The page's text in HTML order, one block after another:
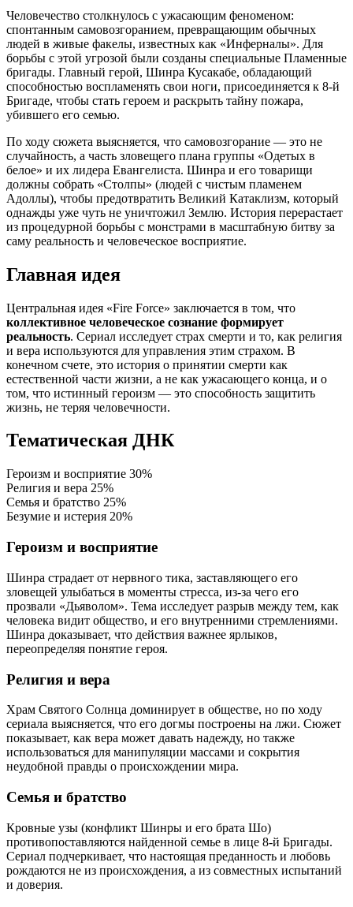
Человечество столкнулось с ужасающим феноменом:
спонтанным самовозгоранием, превращающим обычных
людей в живые факелы, известных как «Инферналы». Для
борьбы с этой угрозой были созданы специальные Пламенные
бригады. Главный герой, Шинра Кусакабе, обладающий
способностью воспламенять свои ноги, присоединяется к 8-й
Бригаде, чтобы стать героем и раскрыть тайну пожара,
убившего его семью.
По ходу сюжета выясняется, что самовозгорание — это не
случайность, а часть зловещего плана группы «Одетых в
белое» и их лидера Евангелиста. Шинра и его товарищи
должны собрать «Столпы» (людей с чистым пламенем
Адоллы), чтобы предотвратить Великий Катаклизм, который
однажды уже чуть не уничтожил Землю. История перерастает
из процедурной борьбы с монстрами в масштабную битву за
саму реальность и человеческое восприятие.
Главная идея
Центральная идея «Fire Force» заключается в том, что
коллективное человеческое сознание формирует
реальность. Сериал исследует страх смерти и то, как религия
и вера используются для управления этим страхом. В
конечном счете, это история о принятии смерти как
естественной части жизни, а не как ужасающего конца, и о
том, что истинный героизм — это способность защитить
жизнь, не теряя человечности.
Тематическая ДНК
Героизм и восприятие 30%
Религия и вера 25%
Семья и братство 25%
Безумие и истерия 20%
Героизм и восприятие
Шинра страдает от нервного тика, заставляющего его
зловещей улыбаться в моменты стресса, из-за чего его
прозвали «Дьяволом». Тема исследует разрыв между тем, как
человека видит общество, и его внутренними стремлениями.
Шинра доказывает, что действия важнее ярлыков,
переопределяя понятие героя.
Религия и вера
Храм Святого Солнца доминирует в обществе, но по ходу
сериала выясняется, что его догмы построены на лжи. Сюжет
показывает, как вера может давать надежду, но также
использоваться для манипуляции массами и сокрытия
неудобной правды о происхождении мира.
Семья и братство
Кровные узы (конфликт Шинры и его брата Шо)
противопоставляются найденной семье в лице 8-й Бригады.
Сериал подчеркивает, что настоящая преданность и любовь
рождаются не из происхождения, а из совместных испытаний
и доверия.